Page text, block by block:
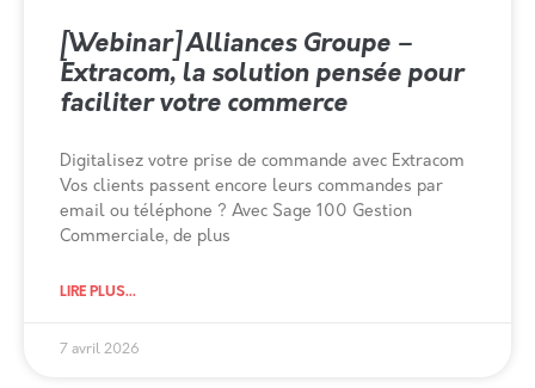
[Webinar] Alliances Groupe –
Extracom, la solution pensée pour
faciliter votre commerce
Digitalisez votre prise de commande avec Extracom
Vos clients passent encore leurs commandes par
email ou téléphone ? Avec Sage 100 Gestion
Commerciale, de plus
LIRE PLUS...
7 avril 2026